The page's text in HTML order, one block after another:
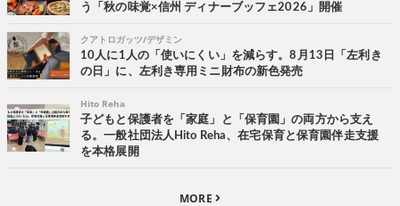
う「秋の味覚×信州 ディナーブッフェ2026」開催
クアトロガッツ/デザミン
10人に1人の「使いにくい」を減らす。8月13日「左利き
の日」に、左利き専用ミニ財布の新色発売
Hito Reha
子どもと保護者を「家庭」と「保育園」の両方から支え
る。一般社団法人Hito Reha、在宅保育と保育園伴走支援
を本格展開
MORE